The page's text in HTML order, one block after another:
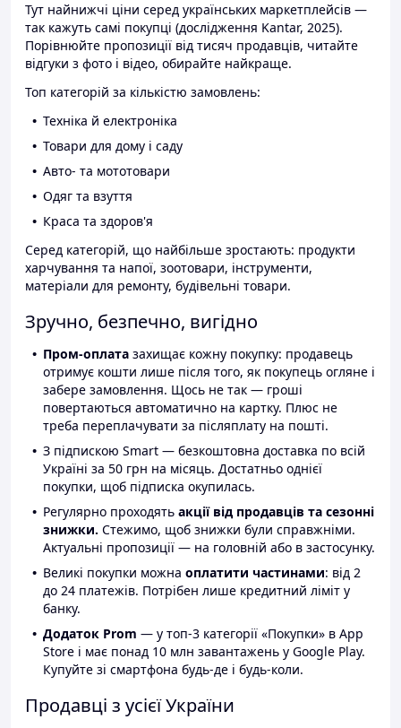
Тут найнижчі ціни серед українських маркетплейсів —
так кажуть самі покупці (дослідження Kantar, 2025).
Порівнюйте пропозиції від тисяч продавців, читайте
відгуки з фото і відео, обирайте найкраще.
Топ категорій за кількістю замовлень:
Техніка й електроніка
Товари для дому і саду
Авто- та мототовари
Одяг та взуття
Краса та здоров'я
Серед категорій, що найбільше зростають: продукти
харчування та напої, зоотовари, інструменти,
матеріали для ремонту, будівельні товари.
Зручно, безпечно, вигідно
Пром-оплата захищає кожну покупку: продавець
отримує кошти лише після того, як покупець огляне і
забере замовлення. Щось не так — гроші
повертаються автоматично на картку. Плюс не
треба переплачувати за післяплату на пошті.
З підпискою Smart — безкоштовна доставка по всій
Україні за 50 грн на місяць. Достатньо однієї
покупки, щоб підписка окупилась.
Регулярно проходять акції від продавців та сезонні
знижки. Стежимо, щоб знижки були справжніми.
Актуальні пропозиції — на головній або в застосунку.
Великі покупки можна оплатити частинами: від 2
до 24 платежів. Потрібен лише кредитний ліміт у
банку.
Додаток Prom — у топ-3 категорії «Покупки» в App
Store і має понад 10 млн завантажень у Google Play.
Купуйте зі смартфона будь-де і будь-коли.
Продавці з усієї України